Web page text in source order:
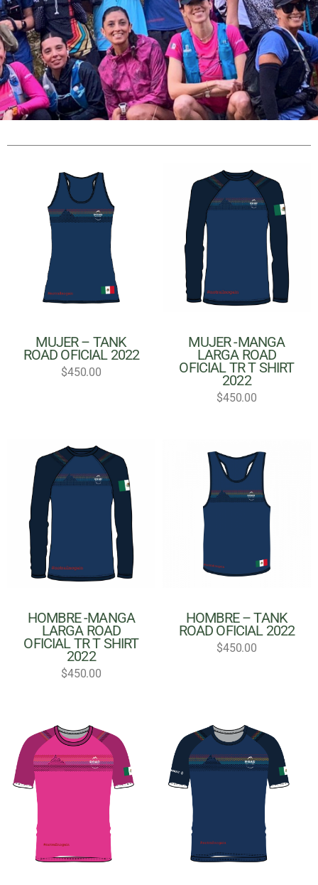
MUJER – TANK
ROAD OFICIAL 2022
$450.00
MUJER -MANGA
LARGA ROAD
OFICIAL TR T SHIRT
2022
$450.00
HOMBRE -MANGA
LARGA ROAD
OFICIAL TR T SHIRT
2022
$450.00
HOMBRE – TANK
ROAD OFICIAL 2022
$450.00